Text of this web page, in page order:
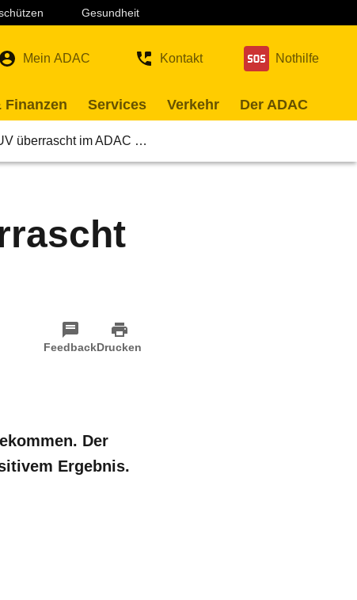
Gesundheit
Mein ADAC Kontakt Nothilfe
Finanzen Services Verkehr Der ADAC
überrascht im ADAC …
FeedbackDrucken
Der
Ergebnis.